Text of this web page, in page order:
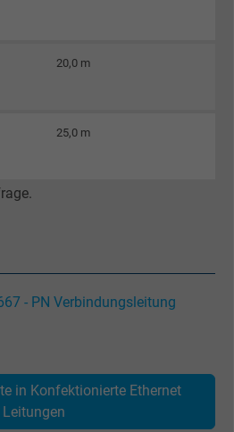
LLC
statistische Daten darüber, wie der
DoubleClick
um die Aktionen eines
auf der Website zu
20,0 m
25,0 m
- PN Verbindungsleitung
in Konfektionierte Ethernet
Leitungen